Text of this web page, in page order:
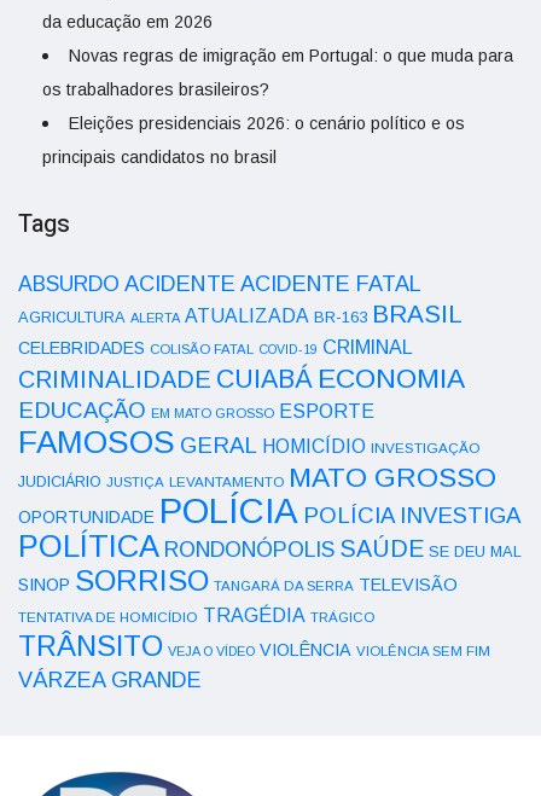
da educação em 2026
Novas regras de imigração em Portugal: o que muda para
os trabalhadores brasileiros?
Eleições presidenciais 2026: o cenário político e os
principais candidatos no brasil
Tags
ABSURDO ACIDENTE ACIDENTE FATAL
AGRICULTURA ALERTA ATUALIZADA BR-163 BRASIL
CELEBRIDADES COLISÃO FATAL COVID-19 CRIMINAL
CRIMINALIDADE CUIABÁ ECONOMIA
EDUCAÇÃO EM MATO GROSSO ESPORTE
FAMOSOS GERAL HOMICÍDIO INVESTIGAÇÃO
JUDICIÁRIO JUSTIÇA LEVANTAMENTO MATO GROSSO
OPORTUNIDADE POLÍCIA POLÍCIA INVESTIGA
POLÍTICA RONDONÓPOLIS SAÚDE SE DEU MAL
SINOP SORRISO TANGARÁ DA SERRA TELEVISÃO
TENTATIVA DE HOMICÍDIO TRAGÉDIA TRÁGICO
TRÂNSITO VEJA O VÍDEO VIOLÊNCIA VIOLÊNCIA SEM FIM
VÁRZEA GRANDE